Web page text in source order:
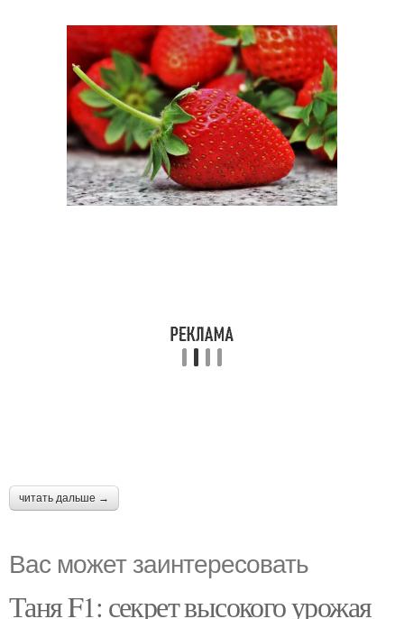
читать дальше →
Вас может заинтересовать
Таня F1: секрет высокого урожая